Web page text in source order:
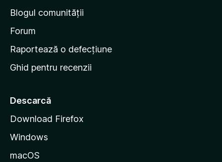
a
d
e
t
r
M
o
Blogul comunității
Forum
Raportează o defecțiune
Ghid pentru recenzii
Descarcă
Download Firefox
Windows
macOS